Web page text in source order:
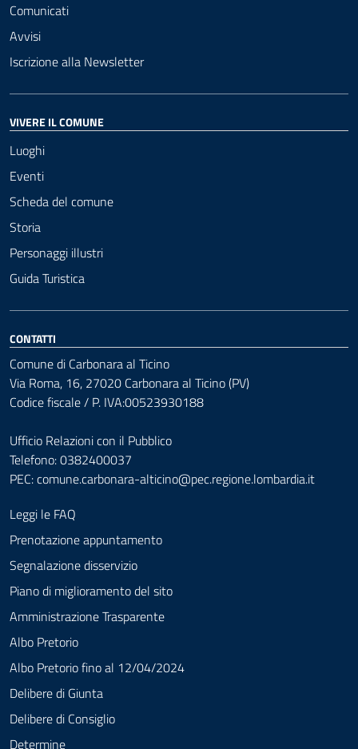
Comunicati
Avvisi
Iscrizione alla Newsletter
VIVERE IL COMUNE
Luoghi
Eventi
Scheda del comune
Storia
Personaggi illustri
Guida Turistica
CONTATTI
Comune di Carbonara al Ticino
Via Roma, 16, 27020 Carbonara al Ticino (PV)
Codice fiscale / P. IVA:00523930188
Ufficio Relazioni con il Pubblico
Telefono: 0382400037
PEC:comune.carbonara-alticino@pec.regione.lombardia.it
Leggi le FAQ
Prenotazione appuntamento
Segnalazione disservizio
Piano di miglioramento del sito
Amministrazione Trasparente
Albo Pretorio
Albo Pretorio fino al 12/04/2024
Delibere di Giunta
Delibere di Consiglio
Determine